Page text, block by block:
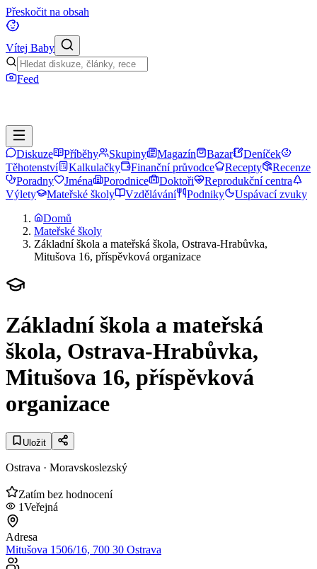
Přeskočit na obsah
Vítej Baby
Feed
Diskuze Příběhy Skupiny Magazín Bazar
Deníček
Těhotenství
Kalkulačky Finanční průvodce Recepty
Recenze
Poradny
Jména Porodnice Doktoři
Reprodukční centra
Výlety
Mateřské školy Vzdělávání Podniky
Uspávací zvuky
Domů
Mateřské školy
Základní škola a mateřská škola, Ostrava-Hrabůvka,
Mitušova 16, příspěvková organizace
Základní škola a mateřská
škola, Ostrava-Hrabůvka,
Mitušova 16, příspěvková
organizace
Uložit
Ostrava · Moravskoslezský
Zatím bez hodnocení
1Veřejná
Adresa
Mitušova 1506/16, 700 30 Ostrava